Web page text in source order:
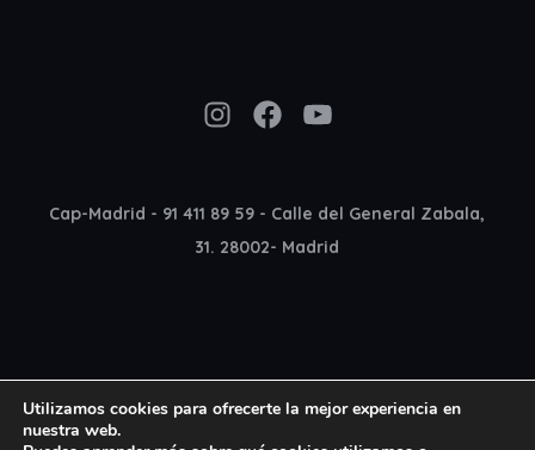
InstagramFacebook YouTube
Cap-Madrid - 91 411 89 59 - Calle del General Zabala,
31. 28002- Madrid
Utilizamos cookies para ofrecerte la mejor experiencia en
nuestra web.